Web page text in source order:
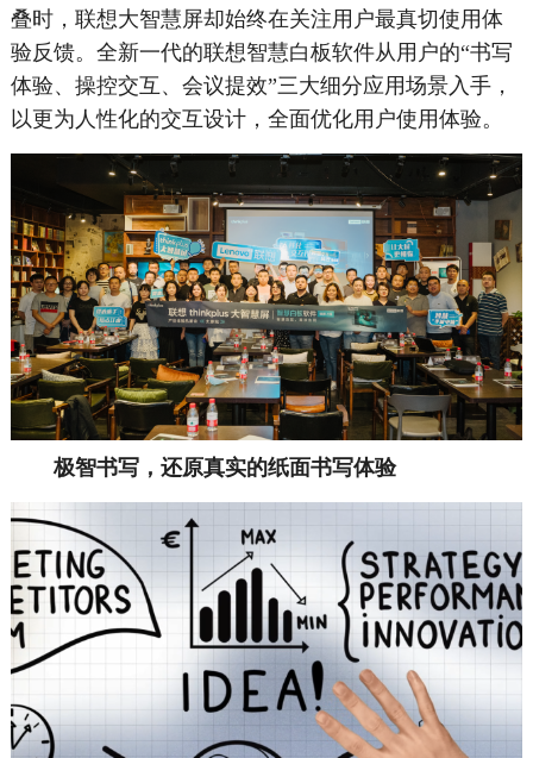
叠时，联想大智慧屏却始终在关注用户最真切使用体
验反馈。全新一代的联想智慧白板软件从用户的“书写
体验、操控交互、会议提效”三大细分应用场景入手，
以更为人性化的交互设计，全面优化用户使用体验。
极智书写， 还原真实的纸面书写体验